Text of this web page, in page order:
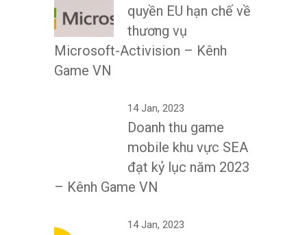
quyền EU hạn chế về
thương vụ
Microsoft-Activision – Kênh
Game VN
14 Jan, 2023
Doanh thu game
mobile khu vực SEA
đạt kỷ lục năm 2023
– Kênh Game VN
14 Jan, 2023